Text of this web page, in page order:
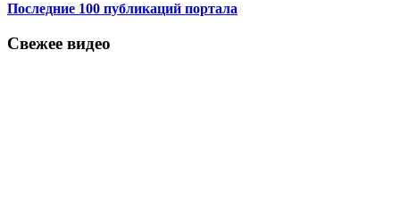
Последние 100 публикаций портала
Свежее видео